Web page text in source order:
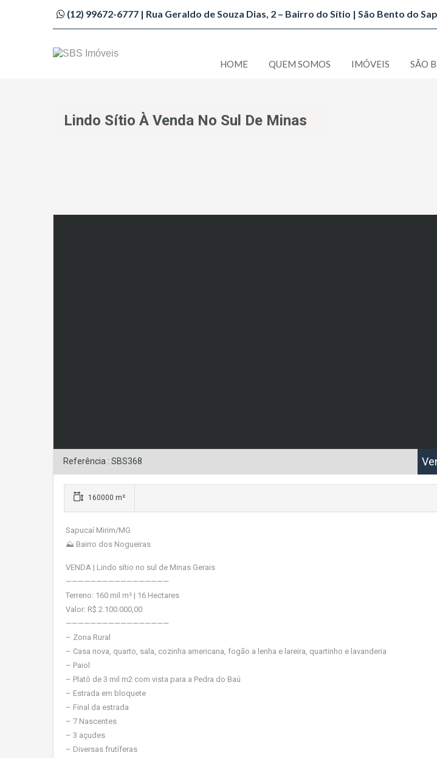
(12) 99672-6777 | Rua Geraldo de Souza Dias, 2 – Bairro do Sítio | São Bento do
HOME QUEM SOMOS IMÓVEIS SÃO
Lindo Sítio À Venda No Sul De Minas
Referência : SBS368
160000 m²
Sapucaí Mirim/MG
⛰ Bairro dos Nogueiras
VENDA | Lindo sítio no sul de Minas Gerais
—————————————————
Terreno: 160 mil m² | 16 Hectares
Valor: R$ 2.100.000,00
—————————————————
– Zona Rural
– Casa nova, quarto, sala, cozinha americana, fogão a lenha e lareira, quartinho e lavanderia
– Paiol
– Platô de 3 mil m2 com vista para a Pedra do Baú
– Estrada em bloquete
– Final da estrada
– 7 Nascentes
– 3 açudes
– Diversas frutíferas